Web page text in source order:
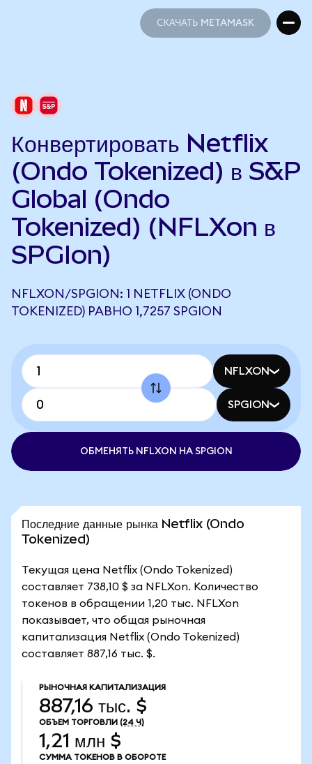
СКАЧАТЬ METAMASK
Конвертировать Netflix
(Ondo Tokenized) в S&P
Global (Ondo
Tokenized) (NFLXon в
SPGIon)
NFLXON/SPGION: 1 NETFLIX (ONDO
TOKENIZED) РАВНО 1,7257 SPGION
NFLXON
SPGION
ОБМЕНЯТЬ NFLXON НА SPGION
Последние данные рынка Netflix (Ondo
Tokenized)
Текущая цена Netflix (Ondo Tokenized)
составляет 738,10 $ за NFLXon. Количество
токенов в обращении 1,20 тыс. NFLXon
показывает, что общая рыночная
капитализация Netflix (Ondo Tokenized)
составляет 887,16 тыс. $.
РЫНОЧНАЯ КАПИТАЛИЗАЦИЯ
887,16 тыс. $
ОБЪЕМ ТОРГОВЛИ (24 Ч)
1,21 млн $
СУММА ТОКЕНОВ В ОБОРОТЕ